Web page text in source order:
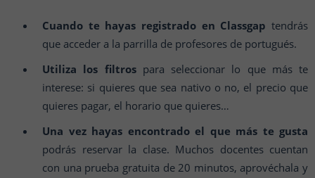
Cuando te hayas registrado en Classgap tendrás
que acceder a la parrilla de profesores de portugués.
Utiliza los filtrospara seleccionar lo que más te
interese: si quieres que sea nativo o no, el precio que
quieres pagar, el horario que quieres…
Una vez hayas encontrado el que más te gusta
podrás reservar la clase. Muchos docentes cuentan
con una prueba gratuita de 20 minutos, aprovéchala y